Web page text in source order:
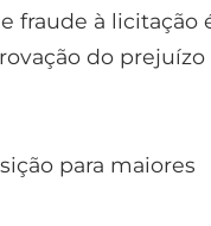
fraude à licitação
do prejuízo
para maiores